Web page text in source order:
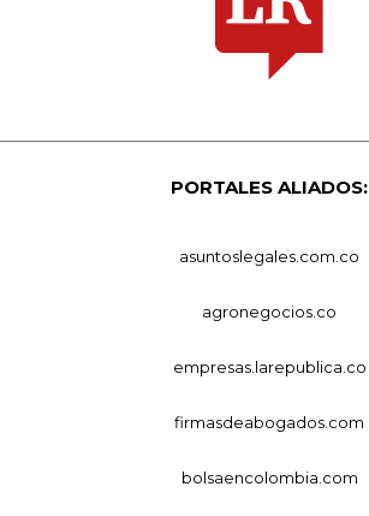
PORTALES ALIADOS:
asuntoslegales.com.co
agronegocios.co
empresas.larepublica.co
firmasdeabogados.com
bolsaencolombia.com